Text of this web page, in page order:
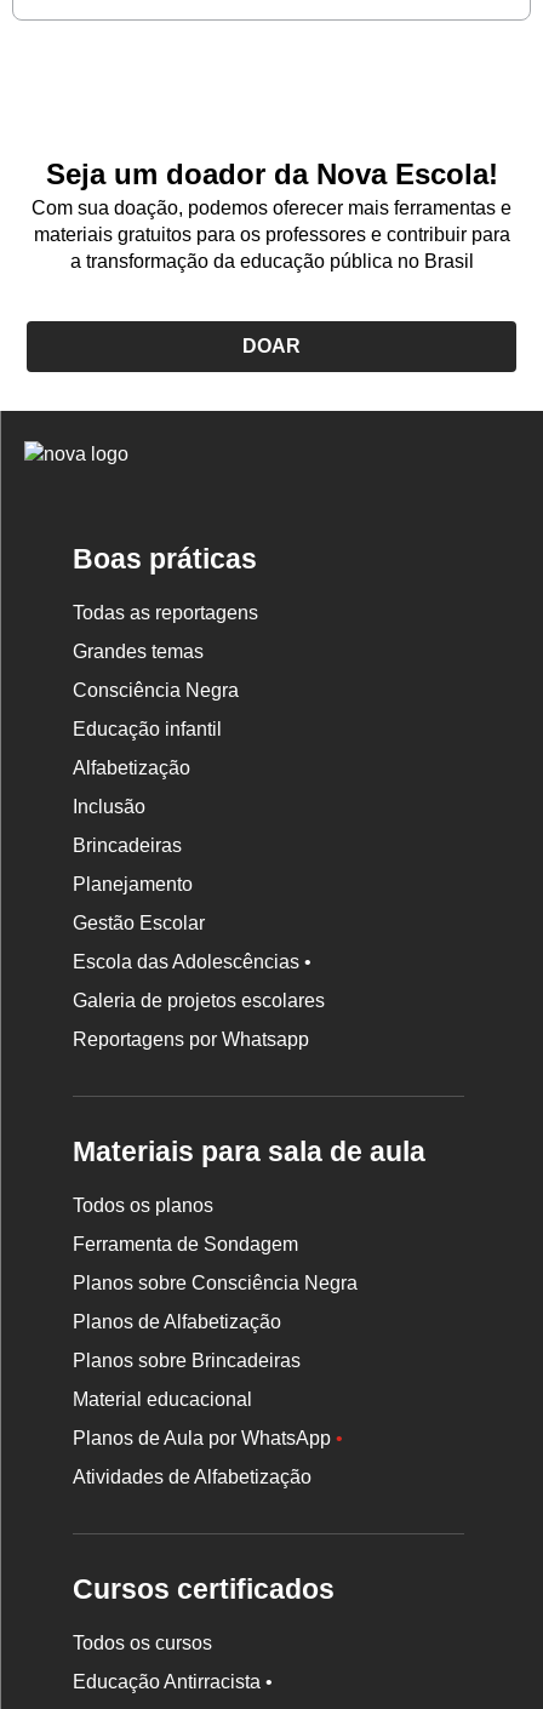
Seja um doador da Nova Escola!
Com sua doação, podemos oferecer mais ferramentas e
materiais gratuitos para os professores e contribuir para
a transformação da educação pública no Brasil
DOAR
Logo
Boas práticas
Todas as reportagens
Grandes temas
Consciência Negra
Educação infantil
Alfabetização
Inclusão
Brincadeiras
Planejamento
Gestão Escolar
Escola das Adolescências •
Galeria de projetos escolares
Reportagens por Whatsapp
Materiais para sala de aula
Todos os planos
Ferramenta de Sondagem
Planos sobre Consciência Negra
Planos de Alfabetização
Planos sobre Brincadeiras
Material educacional
Planos de Aula por WhatsApp•
Atividades de Alfabetização
Cursos certificados
Todos os cursos
Educação Antirracista •